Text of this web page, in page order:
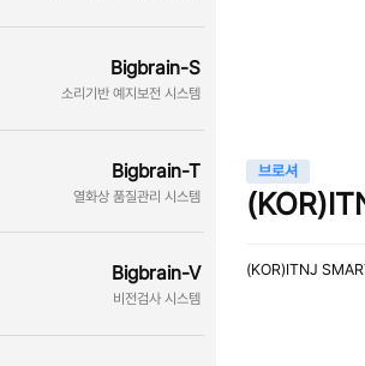
Bigbrain-S
소리기반 예지보전 시스템
Bigbrain-T
열화상 품질관리 시스템
Bigbrain-V
비전검사 시스템
브로셔
(KOR)ITNJ